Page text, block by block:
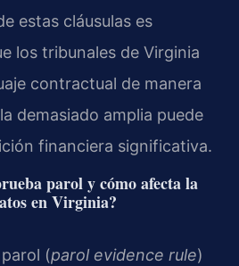
estas cláusulas es
los tribunales de Virginia
contractual de manera
demasiado amplia puede
financiera significativa.
parol y cómo afecta la
en Virginia?
(parol evidence rule)